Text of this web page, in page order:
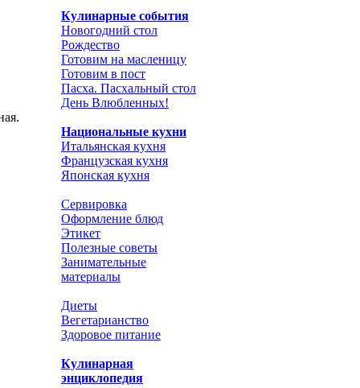
Кулинарные события
Новогодний стол
Рождество
Готовим на масленицу
Готовим в пост
Пасха. Пасхальный стол
День Влюбленных!
Национальные кухни
Итальянская кухня
Французская кухня
Японская кухня
Сервировка
Оформление блюд
Этикет
Полезные советы
Занимательные
материалы
Диеты
Вегетарианство
Здоровое питание
Кулинарная
энциклопедия